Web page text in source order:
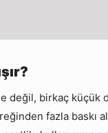
birkaç küçük
fazla baskı